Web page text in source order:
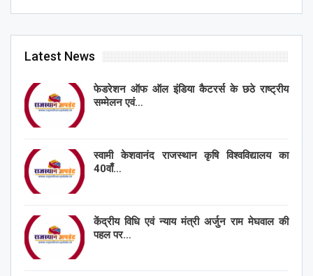
Latest News
फेडरेशन ऑफ ऑल इंडिया कैटरर्स के छठे राष्ट्रीय
सम्मेलन एवं…
स्वामी केशवानंद राजस्थान कृषि विश्वविद्यालय का
40वाँ…
केंद्रीय विधि एवं न्याय मंत्री अर्जुन राम मेघवाल की
पहल पर…